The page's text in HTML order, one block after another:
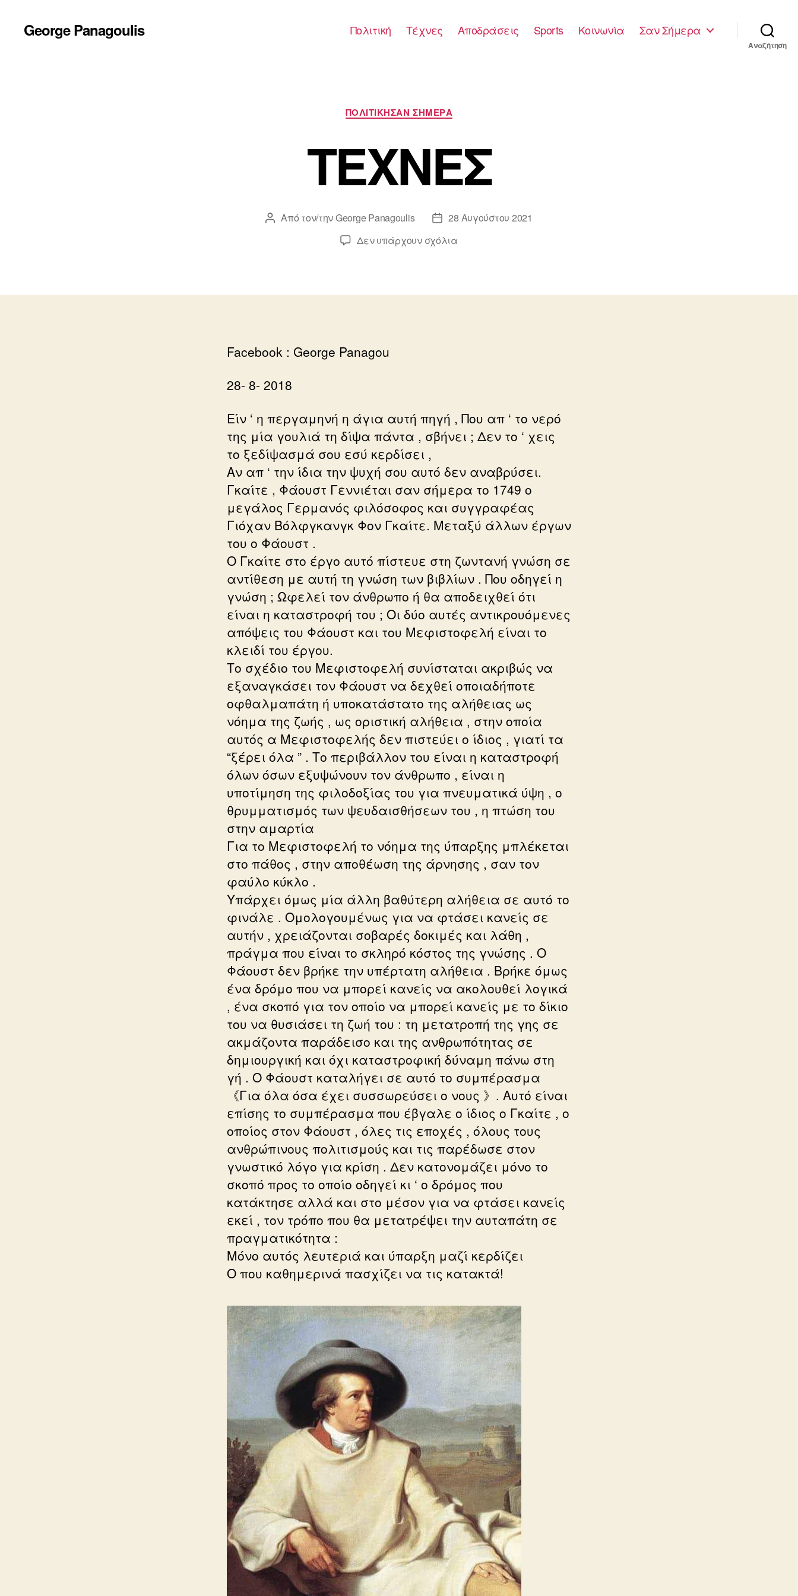
George Panagoulis Πολιτική Τέχνες Αποδράσεις Sports Κοινωνία Σαν Σήμερα
Αναζήτηση
Κατηγορίες
ΠΟΛΙΤΙΚΗΣΑΝ ΣΗΜΕΡΑ
ΤΕΧΝΕΣ
Συντάκτης
Από τον/τηνGeorge Panagoulis
Ημ.28 Αυγούστου 2021
Δεν υπάρχουν σχόλιαστο
Facebook : George Panagou
28- 8- 2018
Είν ‘ η περγαμηνή η άγια αυτή πηγή , Που απ ‘ το νερό
της μία γουλιά τη δίψα πάντα , σβήνει ; Δεν το ‘ χεις
το ξεδίψασμά σου εσύ κερδίσει ,
Αν απ ‘ την ίδια την ψυχή σου αυτό δεν αναβρύσει.
Γκαίτε , Φάουστ Γεννιέται σαν σήμερα το 1749 ο
μεγάλος Γερμανός φιλόσοφος και συγγραφέας
Γιόχαν Βόλφγκανγκ Φον Γκαίτε. Μεταξύ άλλων έργων
του ο Φάουστ .
Ο Γκαίτε στο έργο αυτό πίστευε στη ζωντανή γνώση σε
αντίθεση με αυτή τη γνώση των βιβλίων . Που οδηγεί η
γνώση ; Ωφελεί τον άνθρωπο ή θα αποδειχθεί ότι
είναι η καταστροφή του ; Οι δύο αυτές αντικρουόμενες
απόψεις του Φάουστ και του Μεφιστοφελή είναι το
κλειδί του έργου.
Το σχέδιο του Μεφιστοφελή συνίσταται ακριβώς να
εξαναγκάσει τον Φάουστ να δεχθεί οποιαδήποτε
οφθαλμαπάτη ή υποκατάστατο της αλήθειας ως
νόημα της ζωής , ως οριστική αλήθεια , στην οποία
αυτός α Μεφιστοφελής δεν πιστεύει ο ίδιος , γιατί τα
“ξέρει όλα ” . Το περιβάλλον του είναι η καταστροφή
όλων όσων εξυψώνουν τον άνθρωπο , είναι η
υποτίμηση της φιλοδοξίας του για πνευματικά ύψη , ο
θρυμματισμός των ψευδαισθήσεων του , η πτώση του
στην αμαρτία
Για το Μεφιστοφελή το νόημα της ύπαρξης μπλέκεται
στο πάθος , στην αποθέωση της άρνησης , σαν τον
φαύλο κύκλο .
Υπάρχει όμως μία άλλη βαθύτερη αλήθεια σε αυτό το
φινάλε . Ομολογουμένως για να φτάσει κανείς σε
αυτήν , χρειάζονται σοβαρές δοκιμές και λάθη ,
πράγμα που είναι το σκληρό κόστος της γνώσης . Ο
Φάουστ δεν βρήκε την υπέρτατη αλήθεια . Βρήκε όμως
ένα δρόμο που να μπορεί κανείς να ακολουθεί λογικά
, ένα σκοπό για τον οποίο να μπορεί κανείς με το δίκιο
του να θυσιάσει τη ζωή του : τη μετατροπή της γης σε
ακμάζοντα παράδεισο και της ανθρωπότητας σε
δημιουργική και όχι καταστροφική δύναμη πάνω στη
γή . Ο Φάουστ καταλήγει σε αυτό το συμπέρασμα
《Για όλα όσα έχει συσσωρεύσει ο νους 》. Αυτό είναι
επίσης το συμπέρασμα που έβγαλε ο ίδιος ο Γκαίτε , ο
οποίος στον Φάουστ , όλες τις εποχές , όλους τους
ανθρώπινους πολιτισμούς και τις παρέδωσε στον
γνωστικό λόγο για κρίση . Δεν κατονομάζει μόνο το
σκοπό προς το οποίο οδηγεί κι ‘ ο δρόμος που
κατάκτησε αλλά και στο μέσον για να φτάσει κανείς
εκεί , τον τρόπο που θα μετατρέψει την αυταπάτη σε
πραγματικότητα :
Μόνο αυτός λευτεριά και ύπαρξη μαζί κερδίζει
Ο που καθημερινά πασχίζει να τις κατακτά!